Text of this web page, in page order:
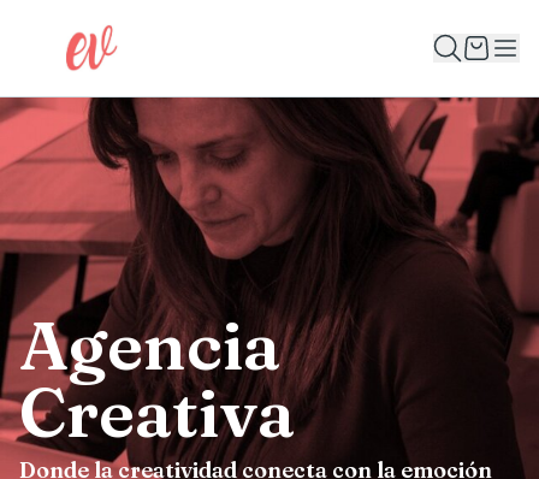
Agencia
Creativa
Donde la creatividad conecta con la emoción